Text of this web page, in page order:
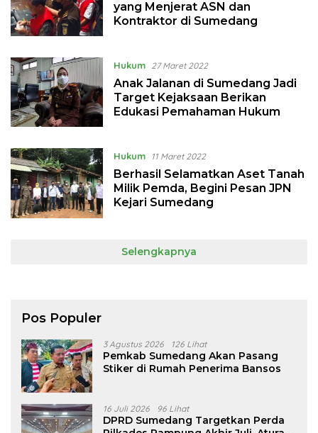
yang Menjerat ASN dan
Kontraktor di Sumedang
Hukum 27 Maret 2022
Anak Jalanan di Sumedang Jadi
Target Kejaksaan Berikan
Edukasi Pemahaman Hukum
Hukum 11 Maret 2022
Berhasil Selamatkan Aset Tanah
Milik Pemda, Begini Pesan JPN
Kejari Sumedang
Selengkapnya
Pos Populer
3 Agustus 2026 126 Lihat
Pemkab Sumedang Akan Pasang
Stiker di Rumah Penerima Bansos
16 Juli 2026 96 Lihat
DPRD Sumedang Targetkan Perda